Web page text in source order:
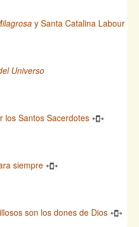
y Santa Catalina Labour
Universo
los Santos Sacerdotes
siempre
son los dones de Dios